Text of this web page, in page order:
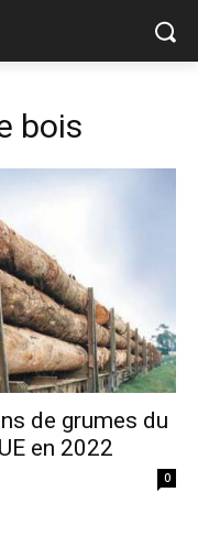
bois
de grumes du
en 2022
0